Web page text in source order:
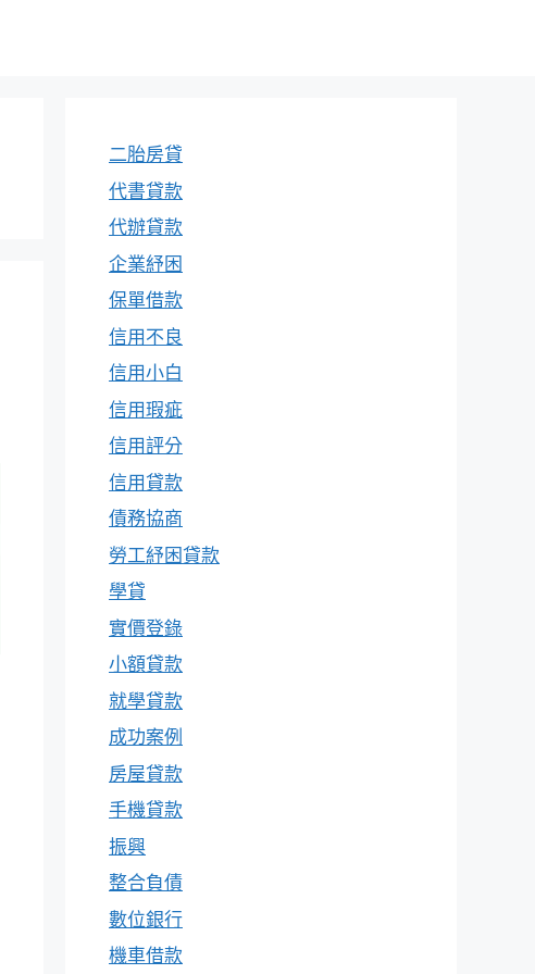
二胎房貸
代書貸款
代辦貸款
企業紓困
保單借款
信用不良
信用小白
信用瑕疵
信用評分
信用貸款
債務協商
勞工紓困貸款
學貸
實價登錄
小額貸款
就學貸款
成功案例
房屋貸款
手機貸款
振興
整合負債
數位銀行
機車借款